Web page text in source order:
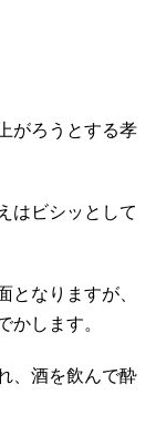
がろうとする孝
はビシッとして
となりますが、
かします。
、酒を飲んで酔